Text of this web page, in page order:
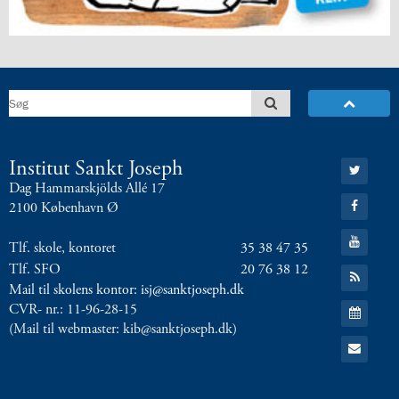
8.0:
Presse
9.0:
Bilingual
Næste
indlæg:
Hyggelig
indlæg:
Mundtlige
prøver
Institut Sankt Joseph
Dag Hammarskjölds Allé 17
2100 København Ø
Tlf. skole, kontoret
35 38 47 35
Tlf. SFO
20 76 38 12
Mail til skolens kontor: isj@sanktjoseph.dk
CVR- nr.: 11-96-28-15
(Mail til webmaster: kib@sanktjoseph.dk)
Gå
til:
Twitter
Gå
til:
Facebook
Gå
til:
YouTube
Gå
til:
RSS
feed
Gå
til:
Kalender
Gå
til: